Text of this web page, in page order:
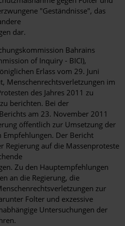
"Geständnisse", das
dar.
Bahrains
of Inquiry - BICI),
Erlass vom 29. Juni
Menschenrechtsverletzungen im
des Jahres 2011 zu
berichten. Bei der
am 23. November 2011
öffentlich zur Umsetzung der
Der Bericht
Regierung auf die Massenproteste
Zu den Hauptempfehlungen
an die Regierung, die
zur
Folter und exzessive
Untersuchungen der